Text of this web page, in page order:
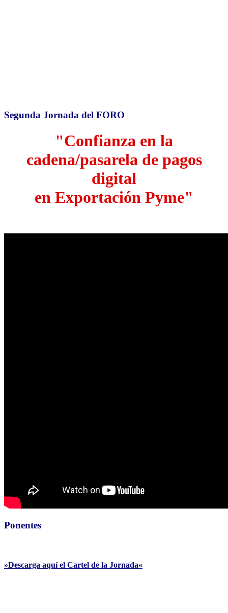
Segunda Jornada del FORO
"Confianza en la
cadena/pasarela de pagos
digital
en Exportación Pyme"
Ponentes
»Descarga aquí el Cartel de la Jornada«